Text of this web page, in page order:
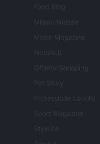
Food Blog
Milano Notizie
Motor Magazine
Notizie.it
Offerte Shopping
Pet Story
Professione Lavoro
Sport Magazine
Style24